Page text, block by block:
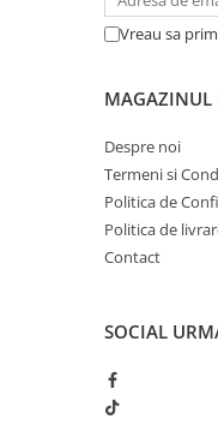
Vreau sa
MAGAZINUL
Despre noi
Termeni si
Politica de
Politica de
Contact
SOCIAL